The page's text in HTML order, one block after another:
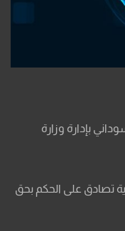
بإدارة وزارة
تصادق على الحكم بحق